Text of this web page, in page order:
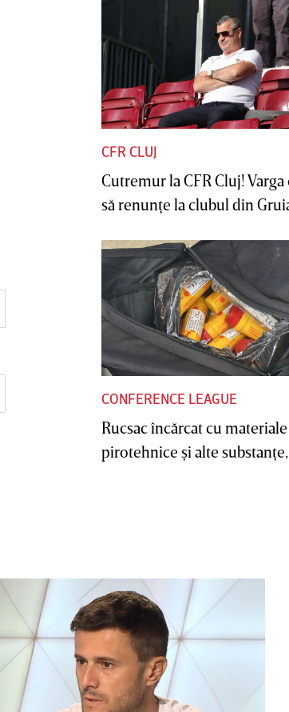
CFR CLUJ
Cutremur la CFR Cluj! Varga
să renunţe la clubul din
CONFERENCE LEAGUE
Rucsac încărcat cu materiale
pirotehnice şi alte substanţe,